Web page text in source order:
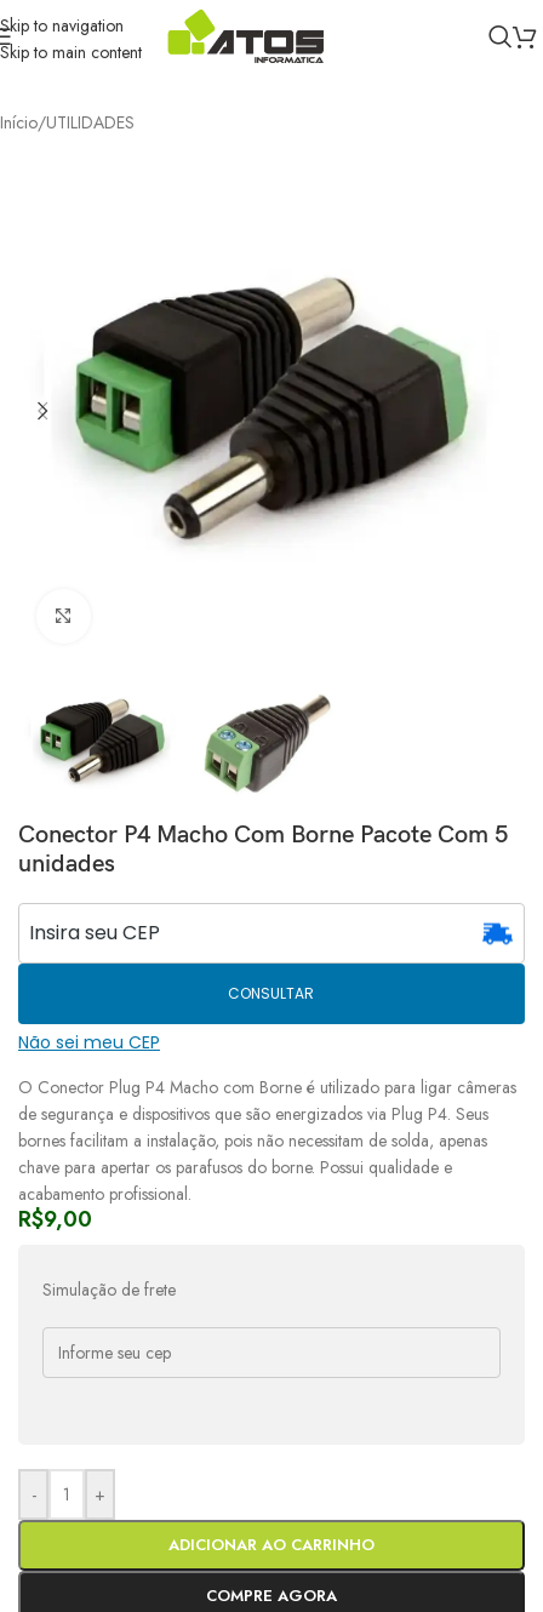
Skip to navigation
Skip to main content
Início/UTILIDADES
Conector P4 Macho Com Borne Pacote Com 5
unidades
CONSULTAR
Não sei meu CEP
O Conector Plug P4 Macho com Borne é utilizado para ligar câmeras
de segurança e dispositivos que são energizados via Plug P4. Seus
bornes facilitam a instalação, pois não necessitam de solda, apenas
chave para apertar os parafusos do borne. Possui qualidade e
acabamento profissional.
R$9,00
Simulação de frete
- +
ADICIONAR AO CARRINHO
COMPRE AGORA